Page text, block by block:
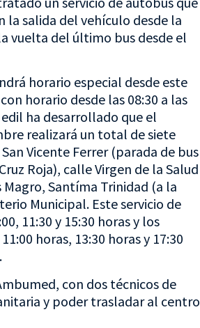
la salida del vehículo desde la
vuelta del último bus desde el
horario especial desde este
horario desde las 08:30 a las
ha desarrollado que el
realizará un total de siete
Vicente Ferrer (parada de bus
Roja), calle Virgen de la Salud
Santíma Trinidad (a la
Municipal. Este servicio de
11:30 y 15:30 horas y los
horas, 13:30 horas y 17:30
con dos técnicos de
y poder trasladar al centro